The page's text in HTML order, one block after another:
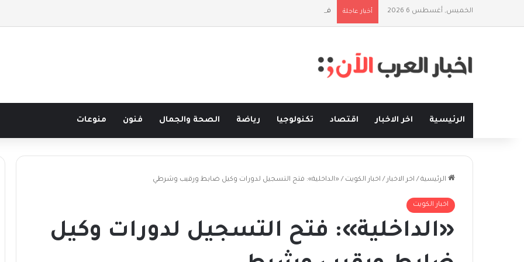
الخميس, أغسطس 6 2026 أخبار عاجلة فلسفة الخيط والموج: نصف قرن في مدرسة البحر مع غسان المزيدي
الرئيسية اخر الاخبار اقتصاد تكنولوجيا رياضة الصحة والجمال فنون منوعات
الرئيسية / اخر الاخبار / اخبار الكويت / «الداخلية»: فتح التسجيل لدورات وكيل ضابط ورقيب وشرطي
اخبار الكويت
«الداخلية»: فتح التسجيل لدورات وكيل